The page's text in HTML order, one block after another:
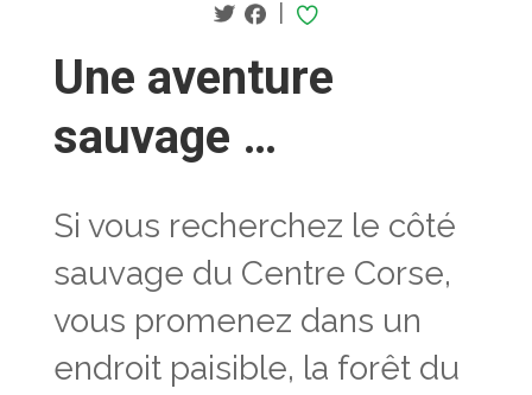
|
Une aventure
sauvage …
Si vous recherchez le côté
sauvage du Centre Corse,
vous promenez dans un
endroit paisible, la forêt du